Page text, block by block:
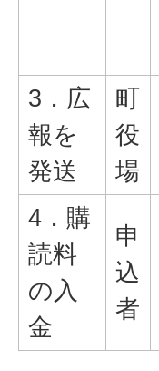
3．広
報を
発送
町
役
場
4．購
読料
の入
金
申
込
者